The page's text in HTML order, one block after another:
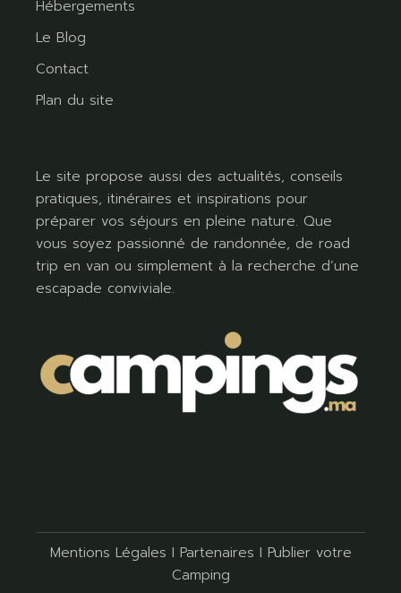
Hébergements
Le Blog
Contact
Plan du site
Le site propose aussi des actualités, conseils
pratiques, itinéraires et inspirations pour
préparer vos séjours en pleine nature. Que
vous soyez passionné de randonnée, de road
trip en van ou simplement à la recherche d’une
escapade conviviale.
Mentions Légales I Partenaires I Publier votre
Camping